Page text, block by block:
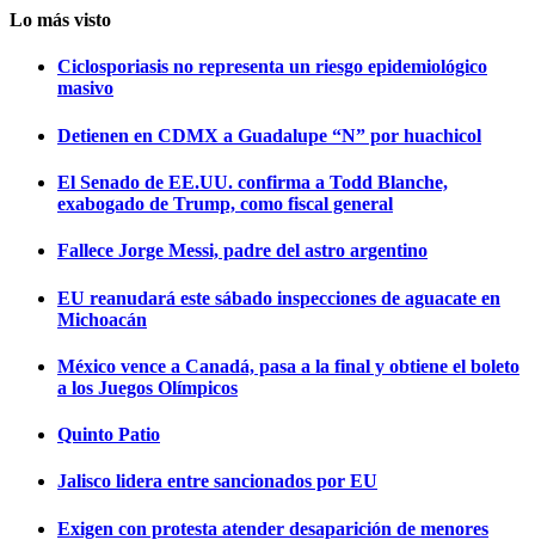
Lo más visto
Ciclosporiasis no representa un riesgo epidemiológico
masivo
Detienen en CDMX a Guadalupe “N” por huachicol
El Senado de EE.UU. confirma a Todd Blanche,
exabogado de Trump, como fiscal general
Fallece Jorge Messi, padre del astro argentino
EU reanudará este sábado inspecciones de aguacate en
Michoacán
México vence a Canadá, pasa a la final y obtiene el boleto
a los Juegos Olímpicos
Quinto Patio
Jalisco lidera entre sancionados por EU
Exigen con protesta atender desaparición de menores